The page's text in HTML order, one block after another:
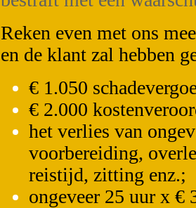
Reken even met ons
en de klant zal hebben
€ 1.050
€ 2.000
het verlies van
voorbereiding,
reistijd, zitting enz.;
ongeveer 25 uur x €